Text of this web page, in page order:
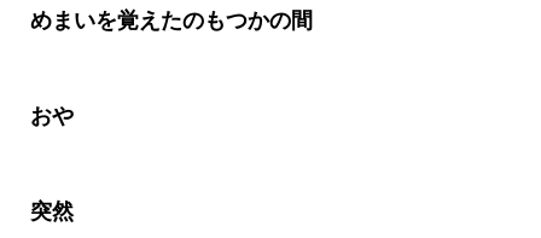
めまいを覚えたのもつかの間
おや
突然